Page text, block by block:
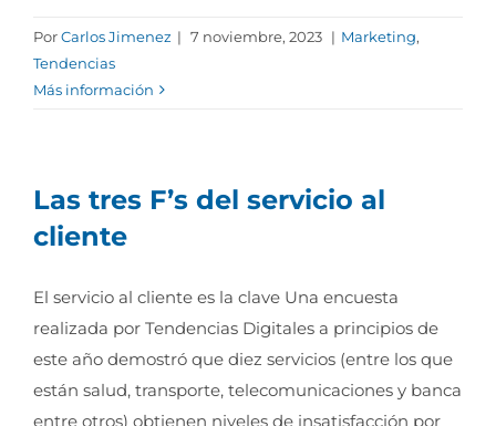
PorCarlos Jimenez | 7 noviembre, 2023 | Marketing,
Tendencias
Más información
Las tres F’s del servicio al
cliente
El servicio al cliente es la clave Una encuesta
realizada por Tendencias Digitales a principios de
este año demostró que diez servicios (entre los que
están salud, transporte, telecomunicaciones y banca
entre otros) obtienen niveles de insatisfacción por